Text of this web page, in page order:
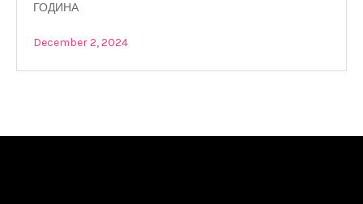
ГОДИНА
December 2, 2024